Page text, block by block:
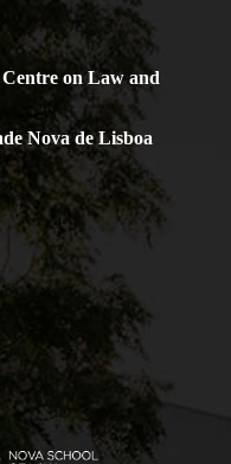
on Law and
Nova de Lisboa